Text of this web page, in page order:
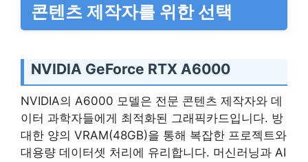
콘텐츠 제작자를 위한 선택
NVIDIA GeForce RTX A6000
NVIDIA의 A6000 모델은 전문 콘텐츠 제작자와 데
이터 과학자들에게 최적화된 그래픽카드입니다. 방
대한 양의 VRAM(48GB)을 통해 복잡한 프로젝트와
대용량 데이터셋 처리에 유리합니다. 머신러닝과 AI